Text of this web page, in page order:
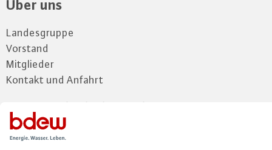
Über uns
Landesgruppe
Vorstand
Mitglieder
Kontakt und Anfahrt
Zum Mitgliederbereich